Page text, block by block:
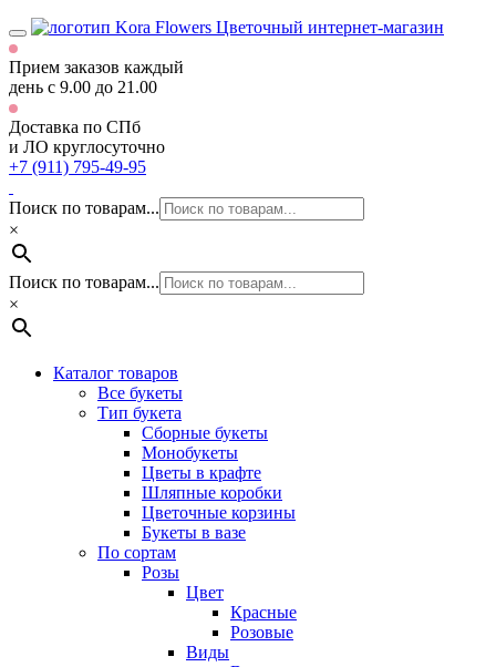
Цветочный интернет-магазин
Прием заказов каждый
день с 9.00 до 21.00
Доставка по СПб
и ЛО круглосуточно
+7 (911) 795-49-95
Поиск по товарам...
×
Поиск по товарам...
×
Каталог товаров
Все букеты
Тип букета
Сборные букеты
Монобукеты
Цветы в крафте
Шляпные коробки
Цветочные корзины
Букеты в вазе
По сортам
Розы
Цвет
Красные
Розовые
Виды